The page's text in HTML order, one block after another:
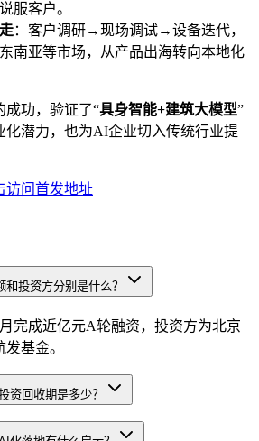
服客户。
：客户调研→现场调试→设备迭代，
南亚等市场，从产品出海转向本地化
成功，验证了“具身智能+建筑大模型”
化潜力，也为AI企业切入传统行业提
访问首发地址
投资方分别是什么？
完成近亿元A轮融资，投资方为北京
基金。
资回收期是多少？